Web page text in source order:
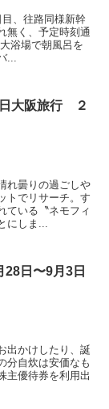
、往路同様新幹
無く、予定時刻通
浴場で朝風呂を
...
日大阪旅行 ２
れ曇りの過ごしや
トでリサーチ。す
ている〝ネモフィ
にしま...
28日〜9月3日
かけしたり、誕
分自炊は安価なも
主優待券を利用出